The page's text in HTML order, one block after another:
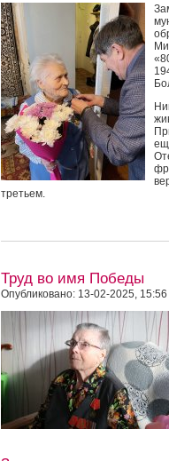
третьем.
Труд во имя Победы
Опубликовано: 13-02-2025, 15:56